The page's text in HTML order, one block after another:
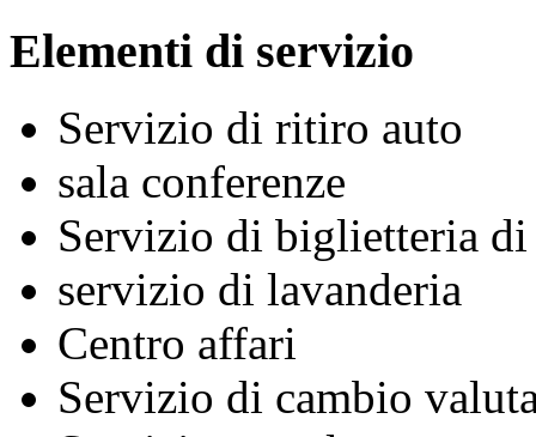
Elementi di servizio
Servizio di ritiro auto
sala conferenze
Servizio di biglietteria
servizio di lavanderia
Centro affari
Servizio di cambio